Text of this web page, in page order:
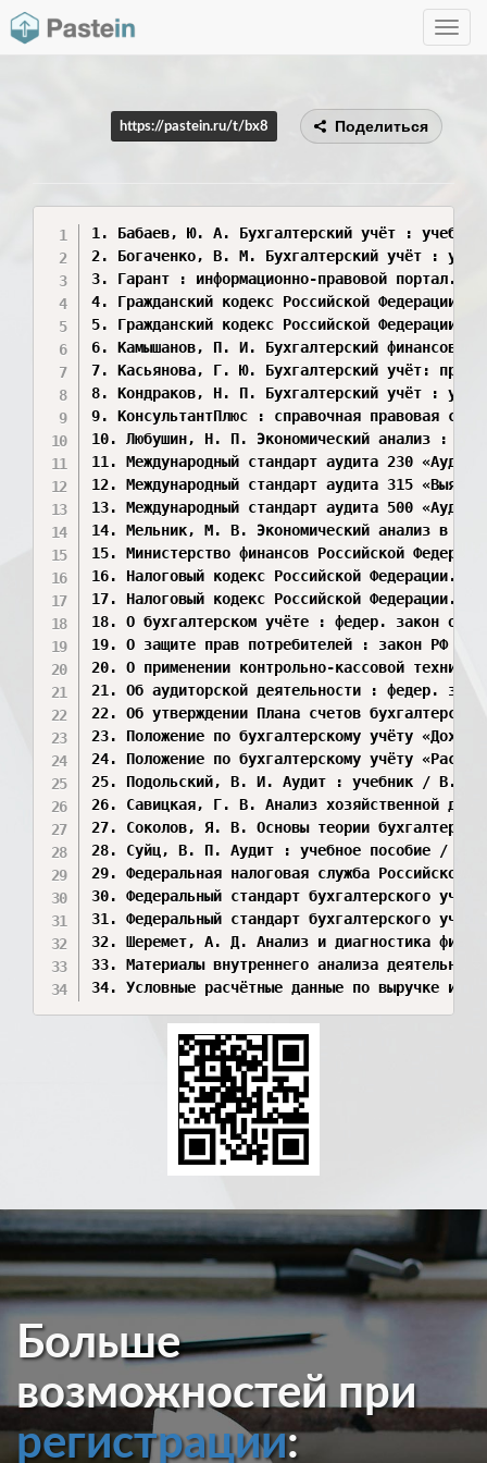
Toggle
https://pastein.ru/t/bx8 Поделиться
1. Бабаев, Ю. А. Бухгалтерский учёт :
2. Богаченко, В. М. Бухгалтерский учёт :
3. Гарант : информационно-правовой портал.
4. Гражданский кодекс Российской
5. Гражданский кодекс Российской
6. Камышанов, П. И. Бухгалтерский
7. Касьянова, Г. Ю. Бухгалтерский учёт:
8. Кондраков, Н. П. Бухгалтерский учёт :
9. КонсультантПлюс : справочная правовая
10. Любушин, Н. П. Экономический анализ :
11. Международный стандарт аудита 230
12. Международный стандарт аудита 315
13. Международный стандарт аудита 500
14. Мельник, М. В. Экономический анализ в
15. Министерство финансов Российской
16. Налоговый кодекс Российской
17. Налоговый кодекс Российской
18. О бухгалтерском учёте : федер. закон
19. О защите прав потребителей : закон РФ
20. О применении контрольно-кассовой
21. Об аудиторской деятельности : федер.
22. Об утверждении Плана счетов
23. Положение по бухгалтерскому учёту
24. Положение по бухгалтерскому учёту
25. Подольский, В. И. Аудит : учебник / В.
26. Савицкая, Г. В. Анализ хозяйственной
27. Соколов, Я. В. Основы теории
28. Суйц, В. П. Аудит : учебное пособие /
29. Федеральная налоговая служба
30. Федеральный стандарт бухгалтерского
31. Федеральный стандарт бухгалтерского
32. Шеремет, А. Д. Анализ и диагностика
33. Материалы внутреннего анализа
34. Условные расчётные данные по выручке и
Больше
возможностей при
регистрации: